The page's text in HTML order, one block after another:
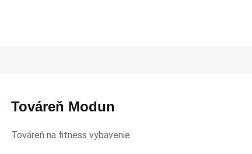
Továreň Modun
Továreň na fitness vybavenie